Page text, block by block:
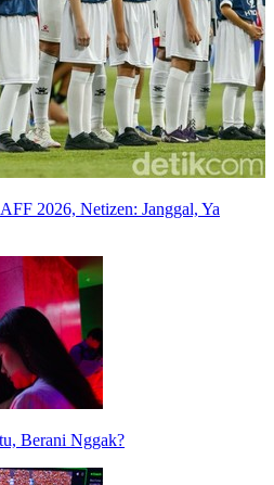
2026, Netizen: Janggal, Ya
Berani Nggak?